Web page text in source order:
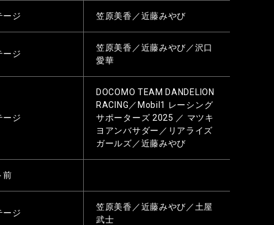
ージ 笠原美香／近藤みやび
ージ
笠原美香／近藤みやび／沢口
愛華
ージ
DOCOMO TEAM DANDELION
RACING／Mobil1 レーシング
サポーターズ 2025 ／ マツキ
ヨアンバサダー／リアライズ
ガールズ／近藤みやび
前
ージ
笠原美香／近藤みやび／土屋
武士